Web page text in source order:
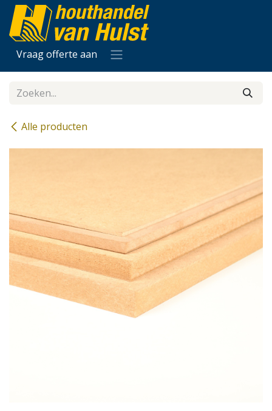
Overslaan naar inhoud
Vraag offerte aan
Alle producten